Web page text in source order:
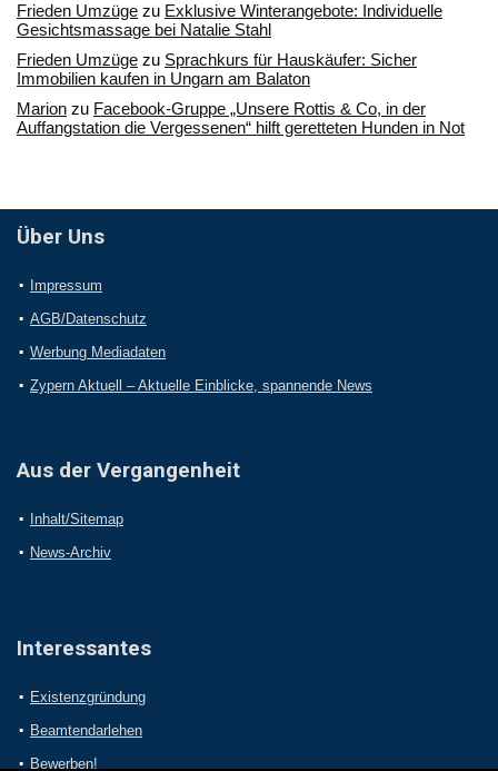
Frieden Umzüge zu Exklusive Winterangebote: Individuelle
Gesichtsmassage bei Natalie Stahl
Frieden Umzüge zu Sprachkurs für Hauskäufer: Sicher
Immobilien kaufen in Ungarn am Balaton
Marion zu Facebook-Gruppe „Unsere Rottis & Co, in der
Auffangstation die Vergessenen“ hilft geretteten Hunden in Not
Über Uns
Impressum
AGB/Datenschutz
Werbung Mediadaten
Zypern Aktuell – Aktuelle Einblicke, spannende News
Aus der Vergangenheit
Inhalt/Sitemap
News-Archiv
Interessantes
Existenzgründung
Beamtendarlehen
Bewerben!